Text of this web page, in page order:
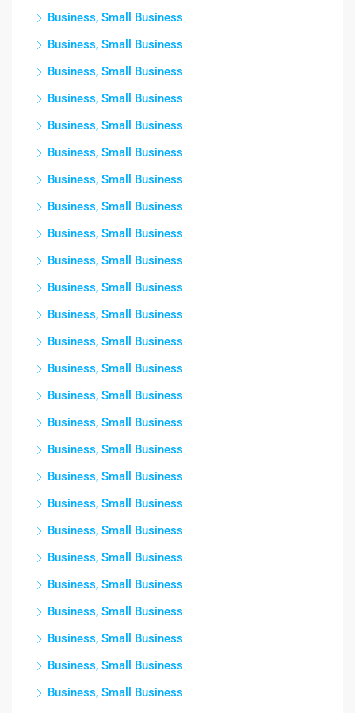
Business, Small Business
Business, Small Business
Business, Small Business
Business, Small Business
Business, Small Business
Business, Small Business
Business, Small Business
Business, Small Business
Business, Small Business
Business, Small Business
Business, Small Business
Business, Small Business
Business, Small Business
Business, Small Business
Business, Small Business
Business, Small Business
Business, Small Business
Business, Small Business
Business, Small Business
Business, Small Business
Business, Small Business
Business, Small Business
Business, Small Business
Business, Small Business
Business, Small Business
Business, Small Business